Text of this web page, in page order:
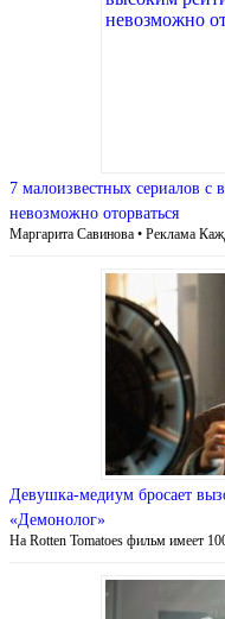
7 малоизвестных сериалов с
невозможно оторваться
Маргарита Савинова • Реклама
Девушка-медиум бросает
«Демонолог»
На Rotten Tomatoes фильм имеет